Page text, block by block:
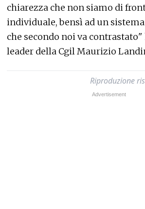
chiarezza che non siamo di
individuale, bensì ad un
che secondo noi va
leader della Cgil Maurizio
Riproduzione